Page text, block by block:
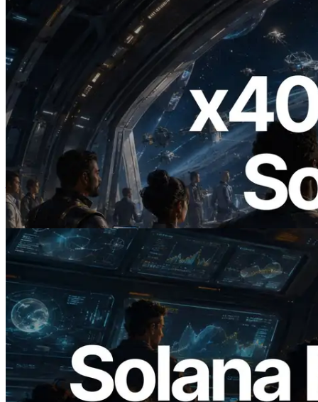
2026.07.04
ERPC 發布支援 x402 支付的 Solana RPC
— AI Agent 按需為 API 付款的時代開啟
閱讀此文章
2026.05.24